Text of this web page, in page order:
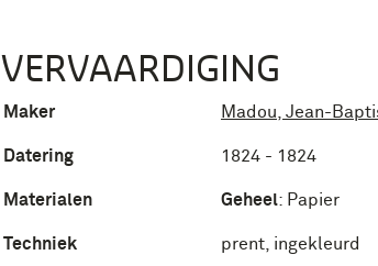
VERVAARDIGING
Maker Madou, Jean-
Datering 1824 - 1824
Materialen Geheel: Papier
Techniek prent, ingekleurd